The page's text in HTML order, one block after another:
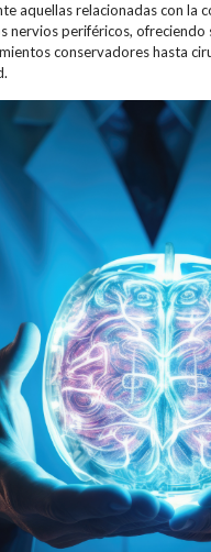
aquellas relacionadas con la
nervios periféricos, ofreciendo
conservadores hasta